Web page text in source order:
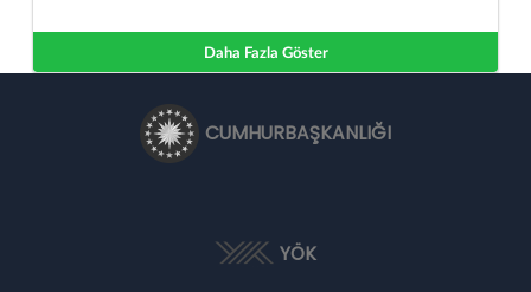
Daha Fazla Göster
CUMHURBAŞKANLIĞI
YÖK